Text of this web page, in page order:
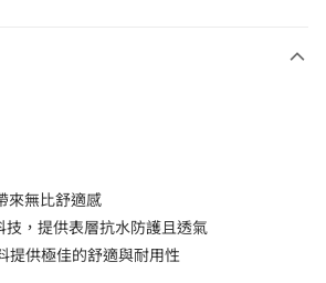
來無比舒適感
，提供表層抗水防護且透氣
提供極佳的舒適與耐用性